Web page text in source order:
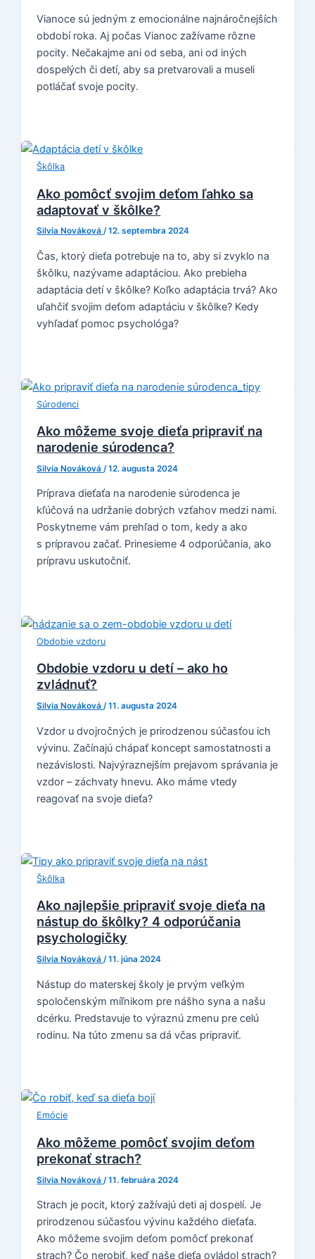
Vianoce sú jedným z emocionálne najnáročnejších
období roka. Aj počas Vianoc zažívame rôzne
pocity. Nečakajme ani od seba, ani od iných
dospelých či detí, aby sa pretvarovali a museli
potláčať svoje pocity.
Škôlka
Ako pomôcť svojim deťom ľahko sa
adaptovať v škôlke?
Silvia Nováková/12. septembra 2024
Čas, ktorý dieťa potrebuje na to, aby si zvyklo na
škôlku, nazývame adaptáciou. Ako prebieha
adaptácia detí v škôlke? Koľko adaptácia trvá? Ako
uľahčiť svojim deťom adaptáciu v škôlke? Kedy
vyhľadať pomoc psychológa?
Súrodenci
Ako môžeme svoje dieťa pripraviť na
narodenie súrodenca?
Silvia Nováková /12. augusta 2024
Príprava dieťaťa na narodenie súrodenca je
kľúčová na udržanie dobrých vzťahov medzi nami.
Poskytneme vám prehľad o tom, kedy a ako
s prípravou začať. Prinesieme 4 odporúčania, ako
prípravu uskutočniť.
Obdobie vzdoru
Obdobie vzdoru u detí – ako ho
zvládnuť?
Silvia Nováková/11. augusta 2024
Vzdor u dvojročných je prirodzenou súčasťou ich
vývinu. Začínajú chápať koncept samostatnosti a
nezávislosti. Najvýraznejším prejavom správania je
vzdor – záchvaty hnevu. Ako máme vtedy
reagovať na svoje dieťa?
Škôlka
Ako najlepšie pripraviť svoje dieťa na
nástup do škôlky? 4 odporúčania
psychologičky
Silvia Nováková/11. júna 2024
Nástup do materskej školy je prvým veľkým
spoločenským míľnikom pre nášho syna a našu
dcérku. Predstavuje to výraznú zmenu pre celú
rodinu. Na túto zmenu sa dá včas pripraviť.
Emócie
Ako môžeme pomôcť svojim deťom
prekonať strach?
Silvia Nováková /11. februára 2024
Strach je pocit, ktorý zažívajú deti aj dospelí. Je
prirodzenou súčasťou vývinu každého dieťaťa.
Ako môžeme svojim deťom pomôcť prekonať
strach? Čo nerobiť, keď naše dieťa ovládol strach?